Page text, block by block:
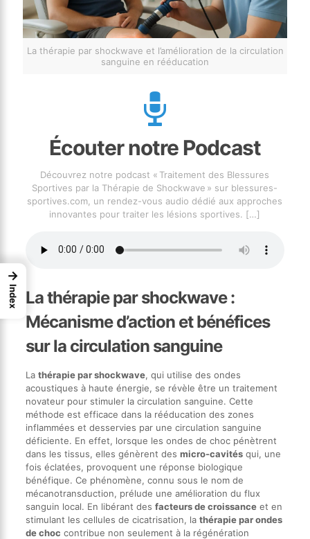
La thérapie par shockwave et l’amélioration de la circulation
sanguine en rééducation
Écouter notre Podcast
Découvrez notre podcast « Traitement des Blessures
Sportives par la Thérapie de Shockwave » sur blessures-
sportives.com, un rendez-vous audio dédié aux approches
innovantes pour traiter les lésions sportives. […]
La thérapie par shockwave :
Mécanisme d’action et bénéfices
sur la circulation sanguine
La thérapie par shockwave, qui utilise des ondes
acoustiques à haute énergie, se révèle être un traitement
novateur pour stimuler la circulation sanguine. Cette
méthode est efficace dans la rééducation des zones
inflammées et desservies par une circulation sanguine
déficiente. En effet, lorsque les ondes de choc pénètrent
dans les tissus, elles génèrent des micro-cavitésqui, une
fois éclatées, provoquent une réponse biologique
bénéfique. Ce phénomène, connu sous le nom de
mécanotransduction, prélude une amélioration du flux
sanguin local. En libérant des facteurs de croissanceet en
stimulant les cellules de cicatrisation, la thérapie par ondes
de choc contribue non seulement à la régénération
→
Index